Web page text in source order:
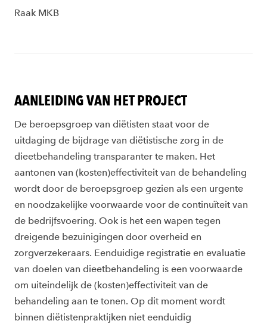
Raak MKB
AANLEIDING VAN HET PROJECT
De beroepsgroep van diëtisten staat voor de
uitdaging de bijdrage van diëtistische zorg in de
dieetbehandeling transparanter te maken. Het
aantonen van (kosten)effectiviteit van de behandeling
wordt door de beroepsgroep gezien als een urgente
en noodzakelijke voorwaarde voor de continuïteit van
de bedrijfsvoering. Ook is het een wapen tegen
dreigende bezuinigingen door overheid en
zorgverzekeraars. Eenduidige registratie en evaluatie
van doelen van dieetbehandeling is een voorwaarde
om uiteindelijk de (kosten)effectiviteit van de
behandeling aan te tonen. Op dit moment wordt
binnen diëtistenpraktijken niet eenduidig